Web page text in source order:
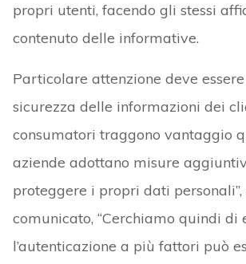
propri utenti, facendo gli stessi
contenuto delle informative.
Particolare attenzione deve
sicurezza delle informazioni dei
consumatori traggono vantaggio
aziende adottano misure
proteggere i propri dati personali”,
comunicato, “Cerchiamo quindi di
l’autenticazione a più fattori può